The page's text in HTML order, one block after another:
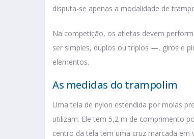
disputa-se apenas a modalidade de
Na competição, os atletas devem
ser simples, duplos ou triplos —, giros e
elementos.
As medidas do trampolim
Uma tela de nylon estendida por molas
utilizam. Ele tem 5,2 m de comprimento
centro da tela tem uma cruz marcada